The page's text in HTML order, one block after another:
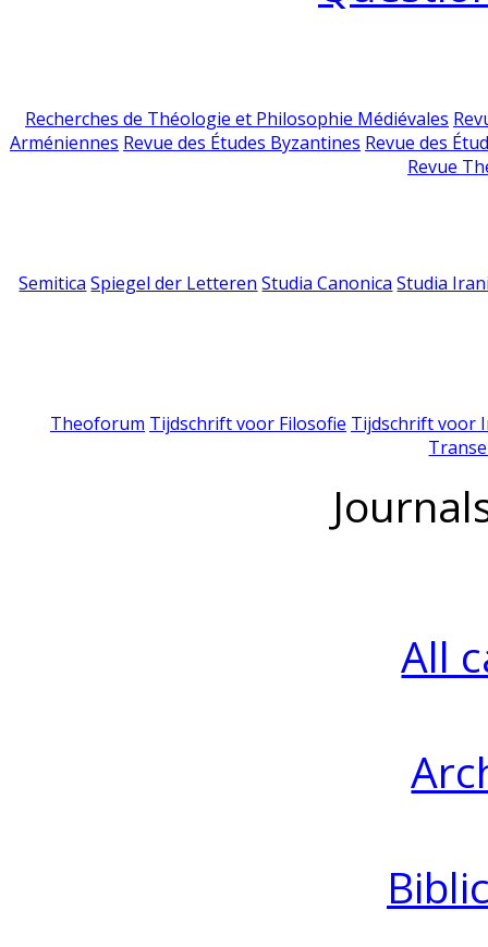
Recherches de Théologie et Philosophie Médiévales
Arméniennes Revue des Études Byzantines Revue des
Revue
Semitica Spiegel der Letteren Studia Canonica Studia
Theoforum Tijdschrift voor Filosofie Tijdschrift voor
All